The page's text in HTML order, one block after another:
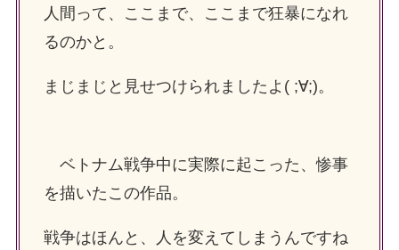
人間って、ここまで、ここまで狂暴になれ
るのかと。
まじまじと見せつけられましたよ( ;∀;)。
ベトナム戦争中に実際に起こった、惨事
を描いたこの作品。
戦争はほんと、人を変えてしまうんですね